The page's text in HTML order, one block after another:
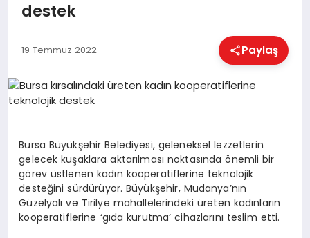
EKONOMI
MAGAZIN
destek
19 Temmuz 2022 Paylaş
Bursa Büyükşehir Belediyesi, geleneksel lezzetlerin
gelecek kuşaklara aktarılması noktasında önemli bir
görev üstlenen kadın kooperatiflerine teknolojik
desteğini sürdürüyor. Büyükşehir, Mudanya’nın
Güzelyalı ve Tirilye mahallelerindeki üreten kadınların
kooperatiflerine ‘gıda kurutma’ cihazlarını teslim etti.